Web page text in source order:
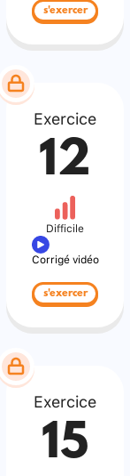
s'exercer
Exercice
12
Difficile
Corrigé vidéo
s'exercer
Exercice
15